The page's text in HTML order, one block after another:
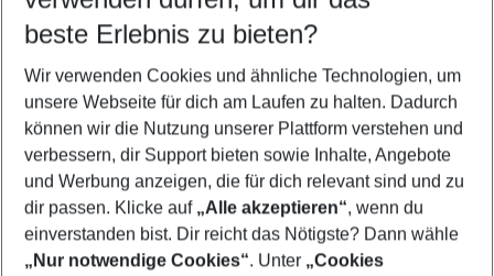
5-8 Nächte
2 Erwachsene Keine Kinder
Mehr Filter anzeigen
beste Erlebnis zu bieten?
Wir verwenden Cookies und ähnliche Technologien, um
unsere Webseite für dich am Laufen zu halten. Dadurch
können wir die Nutzung unserer Plattform verstehen und
verbessern, dir Support bieten sowie Inhalte, Angebote
und Werbung anzeigen, die für dich relevant sind und zu
dir passen. Klicke auf „Alle akzeptieren“, wenn du
einverstanden bist. Dir reicht das Nötigste? Dann wähle
„Nur notwendige Cookies“. Unter „Cookies